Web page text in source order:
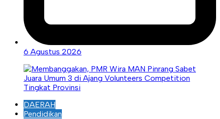
6 Agustus 2026
DAERAH
Pendidikan